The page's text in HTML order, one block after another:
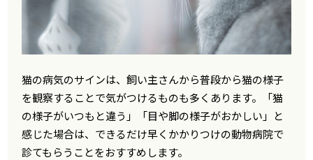
猫の病気のサインは、飼い主さんから普段から猫の様子
を観察することで気がつけるものも多くあります。「猫
の様子がいつもと違う」「目や脚の様子がおかしい」と
感じた場合は、できるだけ早くかかりつけの動物病院で
診てもらうことをおすすめします。